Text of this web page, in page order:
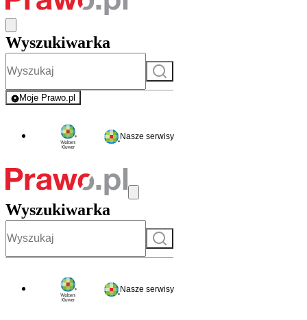
Wyszukiwarka
Szukaj
Moje Prawo.pl
- rejestracja i logowanie do serwisu
Nasze serwisy
Wyszukiwarka
Szukaj
Nasze serwisy